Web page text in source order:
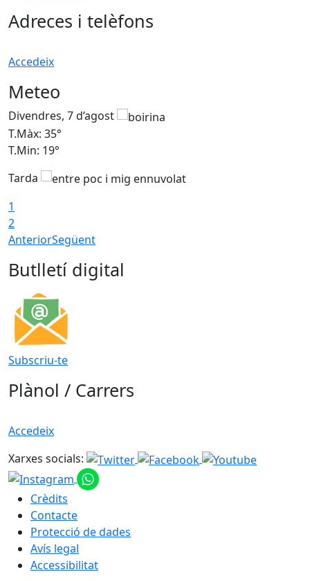
Adreces i telèfons
Accedeix
Meteo
Divendres, 7 d’agost
T.Màx: 35°
T.Min: 19°
Tarda
1
2
AnteriorSegüent
Butlletí digital
Subscriu-te
Plànol / Carrers
Accedeix
Xarxes socials:
Crèdits
Contacte
Protecció de dades
Avís legal
Accessibilitat